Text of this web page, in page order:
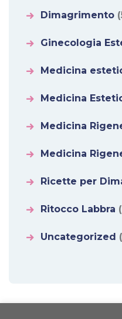
Dimagrimento
Ginecologia
Medicina
Medicina
Medicina
Medicina
Ricette per
Ritocco Labbra
Uncategorized